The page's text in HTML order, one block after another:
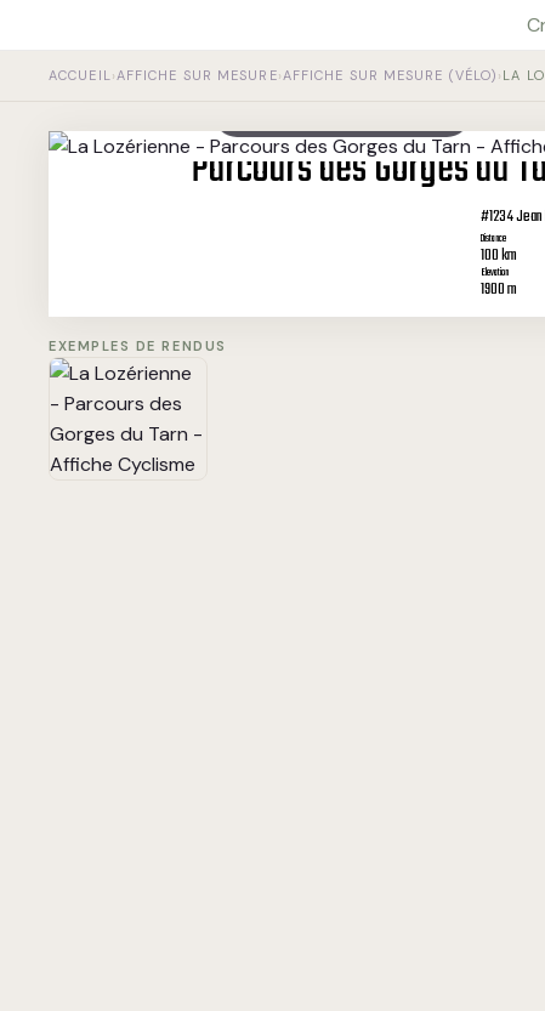
contenuACCUEIL›AFFICHE SUR MESURE›AFFICHE SUR MESURE (VÉLO) › LA
Parcours des Gorges du
#1234
Distance
100 km
Elevation
1900 m
EXEMPLES DE RENDUS